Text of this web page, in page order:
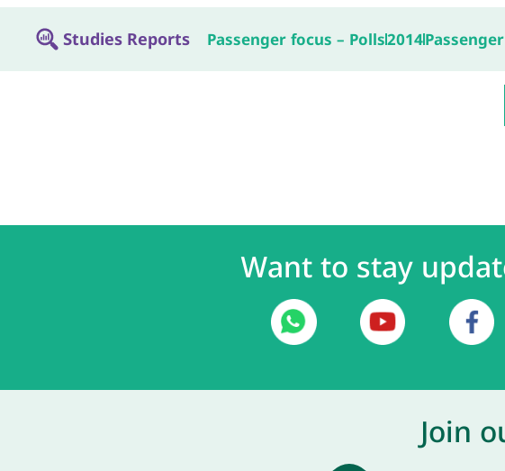
Studies Reports Passenger focus – Polls2014
Want to stay
Join